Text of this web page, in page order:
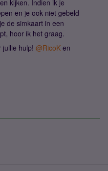
kijken. Indien ik je
en je ook niet gebeld
de simkaart in een
hoor ik het graag.
jullie hulp! @RicoK en